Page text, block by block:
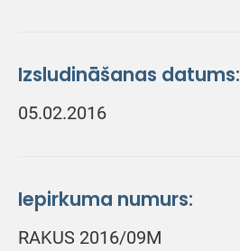
Izsludināšanas datums:
05.02.2016
Iepirkuma numurs:
RAKUS 2016/09M